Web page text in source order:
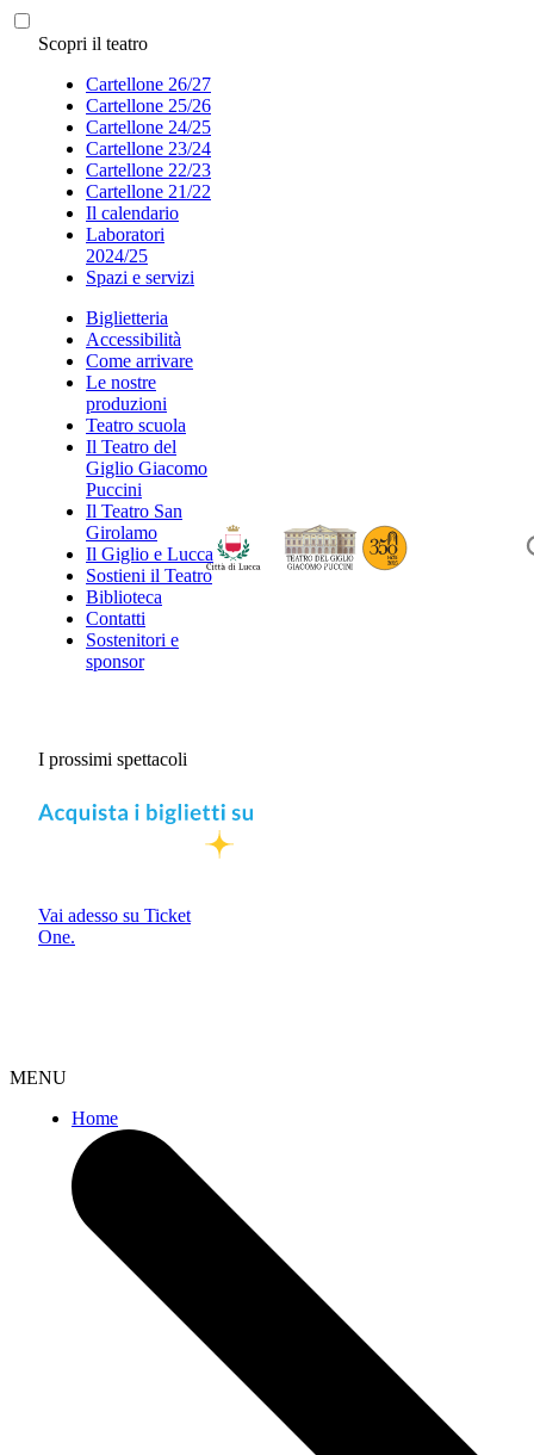
Scopri il teatro
Cartellone 26/27
Cartellone 25/26
Cartellone 24/25
Cartellone 23/24
Cartellone 22/23
Cartellone 21/22
Il calendario
Laboratori
2024/25
Spazi e servizi
Biglietteria
Accessibilità
Come arrivare
Le nostre
produzioni
Teatro scuola
Il Teatro del
Giglio Giacomo
Puccini
Il Teatro San
Girolamo
Il Giglio e Lucca
Sostieni il Teatro
Biblioteca
Contatti
Sostenitori e
sponsor
I prossimi spettacoli
Vai adesso su Ticket
One.
MENU
Home